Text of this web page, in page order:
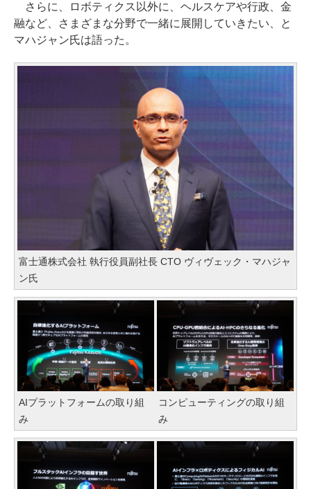
さらに、ロボティクス以外に、ヘルスケアや行政、金
融など、さまざまな分野で一緒に展開していきたい、と
マハジャン氏は語った。
富士通株式会社 執行役員副社長 CTO ヴィヴェック・マハジャ
ン氏
AIプラットフォームの取り組
み
コンピューティングの取り組
み